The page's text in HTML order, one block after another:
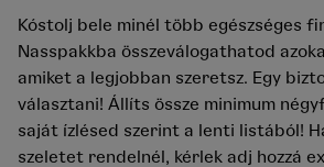
Kóstolj bele minél több egészséges
Nasspakkba összeválogathatod
amiket a legjobban szeretsz. Egy
választani! Állíts össze minimum
saját ízlésed szerint a lenti listából!
szeletet rendelnél, kérlek adj hozzá